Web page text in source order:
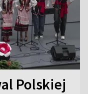
Polskiej